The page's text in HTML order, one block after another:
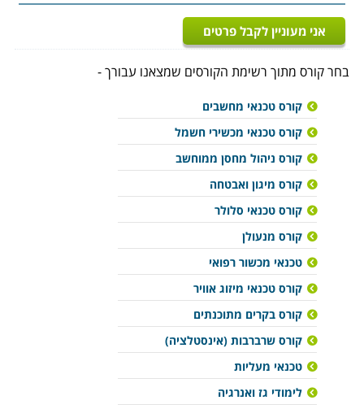
אני מעוניין לקבל פרטים
בחר קורס מתוך רשימת הקורסים שמצאנו עבורך -
קורס טכנאי מחשבים
קורס טכנאי מכשירי חשמל
קורס ניהול מחסן ממוחשב
קורס מיגון ואבטחה
קורס טכנאי סלולר
קורס מנעולן
טכנאי מכשור רפואי
קורס טכנאי מיזוג אוויר
קורס בקרים מתוכנתים
קורס שרברבות (אינסטלציה)
טכנאי מעליות
לימודי גז ואנרגיה